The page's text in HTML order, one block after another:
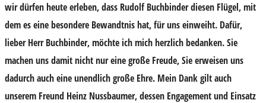
wir dürfen heute erleben, dass Rudolf Buchbinder diesen Flügel, mit
dem es eine besondere Bewandtnis hat, für uns einweiht. Dafür,
lieber Herr Buchbinder, möchte ich mich herzlich bedanken. Sie
machen uns damit nicht nur eine große Freude, Sie erweisen uns
dadurch auch eine unendlich große Ehre. Mein Dank gilt auch
unserem Freund Heinz Nussbaumer, dessen Engagement und Einsatz